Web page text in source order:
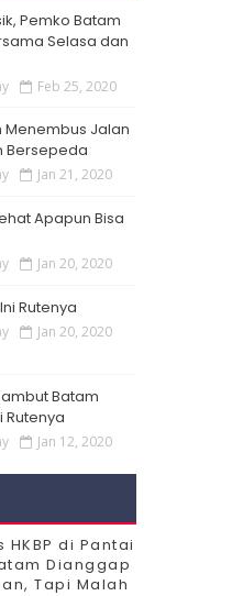
Pemko Batam
Selasa dan
Feb 25, 2020
Menembus Jalan
Bersepeda
Jan 21, 2020
Apapun Bisa
Jan 20, 2020
Rutenya
Jan 20, 2020
Batam
Rutenya
Jan 12, 2020
di Pantai
Dianggap
Tapi Malah